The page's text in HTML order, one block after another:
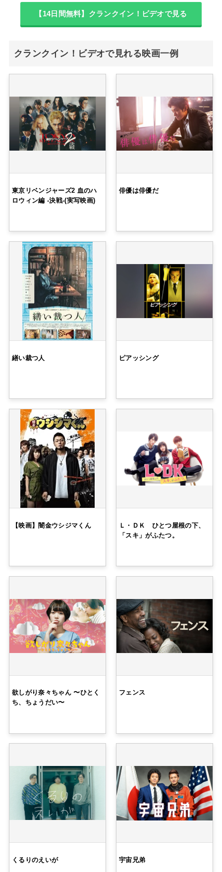
【14日間無料】クランクイン！ビデオで見る
クランクイン！ビデオで見れる映画一例
東京リベンジャーズ2 血のハ
ロウィン編 -決戦-(実写映画)
俳優は俳優だ
繕い裁つ人 ピアッシング
【映画】闇金ウシジマくん
Ｌ・ＤＫ ひとつ屋根の下、
「スキ」がふたつ。
欲しがり奈々ちゃん 〜ひとく
ち、ちょうだい〜
フェンス
くるりのえいが 宇宙兄弟